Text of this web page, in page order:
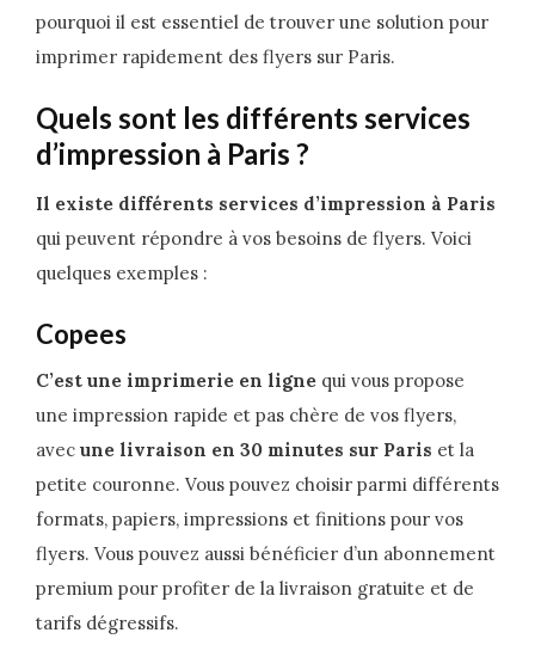
pourquoi il est essentiel de trouver une solution pour
imprimer rapidement des flyers sur Paris.
Quels sont les différents services
d’impression à Paris ?
Il existe différents services d’impression à Paris
qui peuvent répondre à vos besoins de flyers. Voici
quelques exemples :
Copees
C’est une imprimerie en ligne qui vous propose
une impression rapide et pas chère de vos flyers,
avec une livraison en 30 minutes sur Paris et la
petite couronne. Vous pouvez choisir parmi différents
formats, papiers, impressions et finitions pour vos
flyers. Vous pouvez aussi bénéficier d’un abonnement
premium pour profiter de la livraison gratuite et de
tarifs dégressifs.